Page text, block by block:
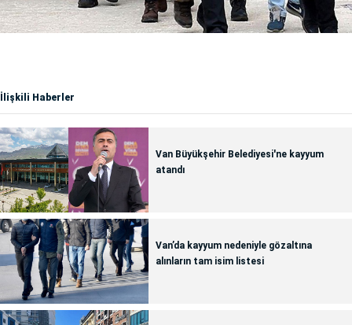
İlişkili Haberler
Van Büyükşehir Belediyesi'ne kayyum
atandı
Van’da kayyum nedeniyle gözaltına
alınların tam isim listesi